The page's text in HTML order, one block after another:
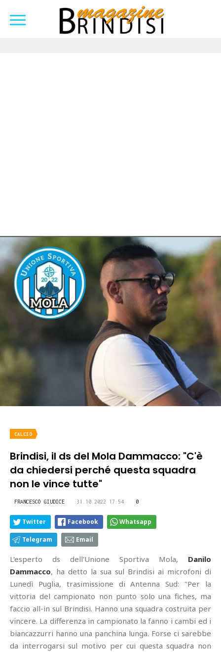
CALCIO
Brindisi, il ds del Mola Dammacco: "C'è
da chiedersi perché questa squadra
non le vince tutte"
FRANCESCO GIUDICE 31.10.2022 17:54 0
Twitter Facebook Whatsapp
Telegram Email
L'esperto ds dell'Unione Sportiva Mola, Danilo
Dammacco, ha detto la sua sul Brindisi ai microfoni di
Lunedì Puglia, trasimissione di Antenna Sud: "Per la
vittoria del campionato non punto solo una fiches, ma
faccio all-in sul Brindisi. Hanno una squadra costruita per
vincere. La differenza in campionato la fanno i cambi ed i
biancazzurri hanno una panchina lunga. Forse ci sarebbe
da interrogarsi sul motivo per cui questa squadra non